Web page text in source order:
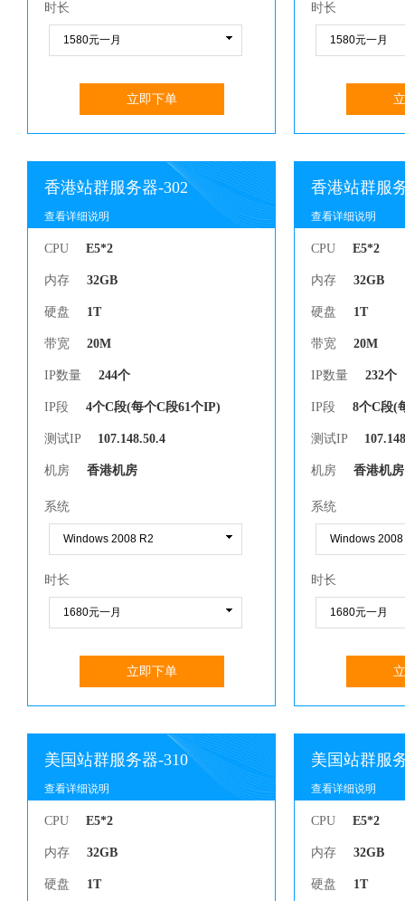
时长
立即下单
时长
香港站群服务器-302
查看详细说明
CPU E5*2
内存 32GB
硬盘 1T
带宽 20M
IP数量 244个
IP段 4个C段(每个C段61个IP)
测试IP 107.148.50.4
机房 香港机房
系统
时长
立即下单
香港站群服
查看详细说明
CPU E5*2
内存 32GB
硬盘 1T
带宽 20M
IP数量 232个
IP段 8个C段(
测试IP
机房 香港机房
系统
时长
美国站群服务器-310
查看详细说明
CPU E5*2
内存 32GB
硬盘 1T
美国站群服
查看详细说明
CPU E5*2
内存 32GB
硬盘 1T